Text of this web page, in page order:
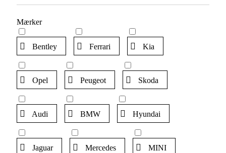
Mærker
Bentley Ferrari Kia
Opel Peugeot Skoda
Audi BMW Hyundai
Jaguar Mercedes MINI